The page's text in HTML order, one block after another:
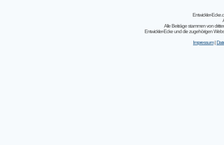
Entwickler-
Alle Beiträge stammen von
Entwickler-Ecke und die zugehörigen
Impressum|